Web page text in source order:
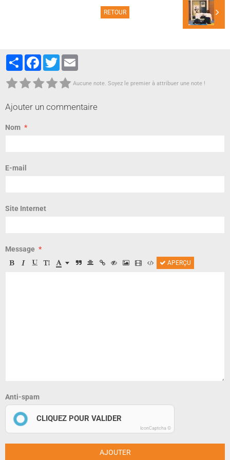
RETOUR
PartagerFacebook
Twitter
Aucune note. Soyez le premier à attribuer une note !
Ajouter un commentaire
Nom
E-mail
Site Internet
Message
APERÇU
Anti-spam
CLIQUEZ POUR VALIDER
IconCaptcha ©
AJOUTER